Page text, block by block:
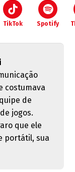
TikTok Spotify
costumava
de
jogos.
que ele
portátil, sua